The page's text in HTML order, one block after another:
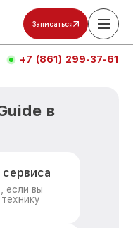
Записаться
+7 (861) 299-37-61
в
сервиса
если вы